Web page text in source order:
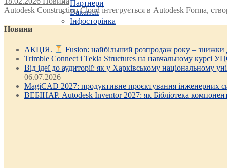
Партнери
Вакансії
Інфосторінка
Autodesk Construction Cloud інтегрується в Autodesk Forma,
Новини
АКЦІЯ. Fusion: найбільший розпродаж року – знижки
Trimble Connect і Tekla Structures на навчальному курсі
Від ідеї до аудиторії: як у Харківському національному
06.07.2026
MagiCAD 2027: продуктивне проєктування інженерних
ВЕБІНАР. Autodesk Inventor 2027: як Бібліотека